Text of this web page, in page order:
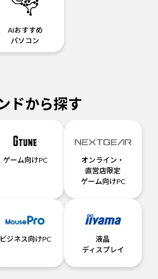
AIおすすめ
パソコン
ドから探す
ゲーム向けPC
オンライン・
直営店限定
ゲーム向けPC
ビジネス向けPC
液晶
ディスプレイ